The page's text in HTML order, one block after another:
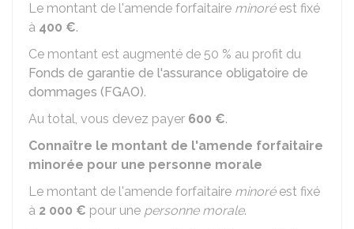
Le montant de l'amende forfaitaire minoréest fixé
à 400 €.
Ce montant est augmenté de 50 % au profit du
Fonds de garantie de l'assurance obligatoire de
dommages (FGAO).
Au total, vous devez payer 600 €.
Connaître le montant de l'amende forfaitaire
minorée pour une personne morale
Le montant de l'amende forfaitaire minoréest fixé
à 2 000 € pour une personne morale.